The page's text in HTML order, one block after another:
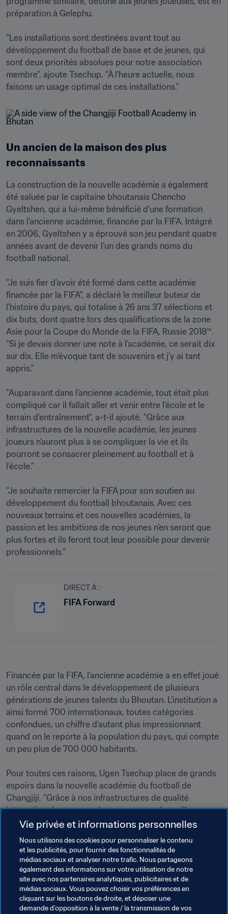
préparation à Gelephu.
"Les installations sont destinées avant tout au
développement du football de base et de jeunes, qui
sont deux priorités absolues pour notre association
membre", ajoute Tsechup. "À l’heure actuelle, nous
faisons un usage optimal de ces installations."
Un ancien de la maison des plus
reconnaissants
La construction de la nouvelle académie a également
été saluée par le capitaine bhoutanais Chencho
Gyeltshen, qui a lui-même bénéficié d’une formation
dans l’ancienne académie, financée par la FIFA. Intégré
en 2006, Gyeltshen y a éprouvé son jeu pendant quatre
années avant de devenir l’un des grands noms du
football national.
"Je suis fier d’avoir été formé dans cette académie
financée par la FIFA", a déclaré le meilleur buteur de
l’histoire du pays, qui totalise à 26 ans 37 sélections et
dix buts, dont quatre lors des qualifications de la zone
Asie pour la Coupe du Monde de la FIFA, Russie 2018™.
"Si je devais donner une note à l’académie, ce serait dix
sur dix. Elle m’évoque tant de souvenirs et j’y ai tant
appris."
"Auparavant dans l’ancienne académie, tout était plus
compliqué car il fallait aller et venir entre l’école et le
terrain d’entraînement", a-t-il ajouté. "Grâce aux
infrastructures de la nouvelle académie, les jeunes
joueurs n’auront plus à se compliquer la vie et ils
pourront se consacrer pleinement au football et à
l’école."
"Je souhaite remercier la FIFA pour son soutien au
développement du football bhoutanais. Avec ces
nouveaux terrains et ces nouvelles académies, la
passion et les ambitions de nos jeunes n’en seront que
plus fortes et ils feront tout leur possible pour devenir
professionnels."
DIRECT À :
FIFA Forward
Financée par la FIFA, l’ancienne académie a en effet joué
un rôle central dans le développement de plusieurs
générations de jeunes talents du Bhoutan. L’institution a
ainsi formé 700 internationaux, toutes catégories
confondues, un chiffre d’autant plus impressionnant
quand on le reporte à la population du pays, qui compte
un peu plus de 700 000 habitants.
Pour toutes ces raisons, Ugen Tsechup place de grands
espoirs dans la nouvelle académie du football de
Changjiji. "Grâce à nos infrastructures de qualité
internationale, nous espérons proposer de meilleures
prestations à l’international et remporter des trophées."
LA FIFA
Le Bhoutan à grand train
Vie privée et informations personnelles
Nous utilisons des cookies pour personnaliser le contenu
et les publicités, pour fournir des fonctionnalités de
médias sociaux et analyser notre trafic. Nous partageons
également des informations sur votre utilisation de notre
site avec nos partenaires analytiques, publicitaires et de
médias sociaux. Vous pouvez choisir vos préférences en
cliquant sur les boutons de droite, et déposer une
demande d’opposition à la vente / la transmission de vos